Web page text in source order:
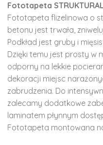
Fototapeta
Fototapeta flizelinowa o
betonu jest trwała,
Podkład jest gruby i
Dzięki temu jest prosty w
odporny na lekkie
dekoracji miejsc
zabrudzenia. Do
zalecamy dodatkowe
laminatem płynnym
Fototapeta montowana